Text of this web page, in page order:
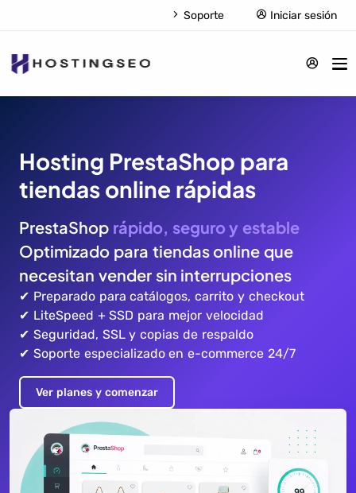
Soporte Iniciar sesión
Hosting PrestaShop para
tiendas online rápidas
PrestaShop rápido, seguro y estable
Optimizado para tiendas online que
necesitan vender sin interrupciones
✔ Preparado para catálogos, carrito y checkout
✔ LiteSpeed + SSD para mejor velocidad
✔ Seguridad, SSL y copias de respaldo
✔ Soporte especializado en e-commerce 24/7
Ver planes y comenzar